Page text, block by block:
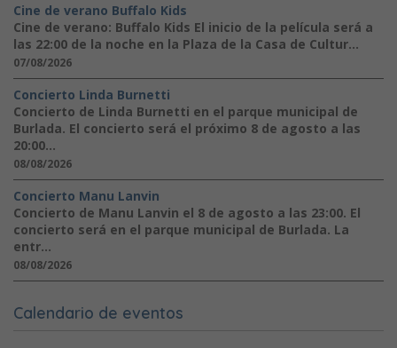
Cine de verano Buffalo Kids
Cine de verano: Buffalo Kids El inicio de la película será a
las 22:00 de la noche en la Plaza de la Casa de Cultur...
07/08/2026
Concierto Linda Burnetti
Concierto de Linda Burnetti en el parque municipal de
Burlada. El concierto será el próximo 8 de agosto a las
20:00...
08/08/2026
Concierto Manu Lanvin
Concierto de Manu Lanvin el 8 de agosto a las 23:00. El
concierto será en el parque municipal de Burlada. La
entr...
08/08/2026
Calendario de eventos